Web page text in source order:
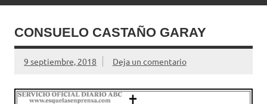
CONSUELO CASTAÑO GARAY
9 septiembre, 2018 Deja un comentario